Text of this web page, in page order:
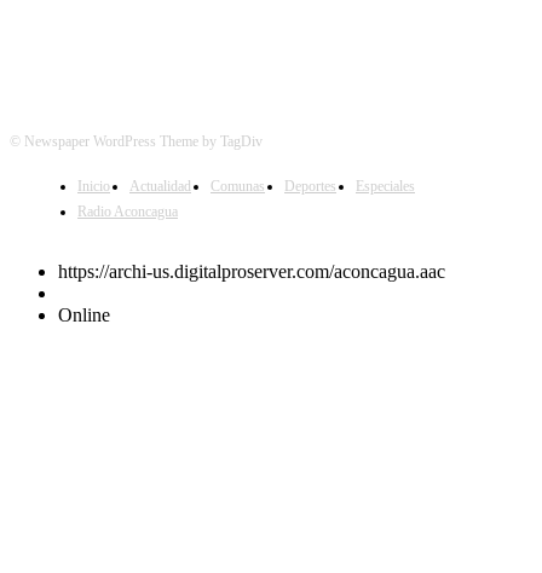
© Newspaper WordPress Theme by TagDiv
Inicio Actualidad Comunas Deportes
Especiales
Radio Aconcagua
https://archi-us.digitalproserver.com/aconcagua.aac
Online